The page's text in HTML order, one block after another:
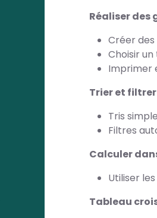
Réaliser des
Créer
Choisir
Imprimer
Trier et
Tris
Filtres
Calculer
Utiliser
Tableau